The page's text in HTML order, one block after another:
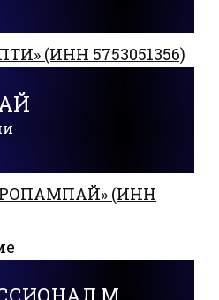
(ИНН 5753051356)
(ИНН